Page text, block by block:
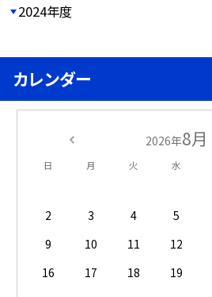
2024年度
カレンダー
2026年8月
日 月 火 水
2
3 4 5
9
10 11 12
16
17 18 19